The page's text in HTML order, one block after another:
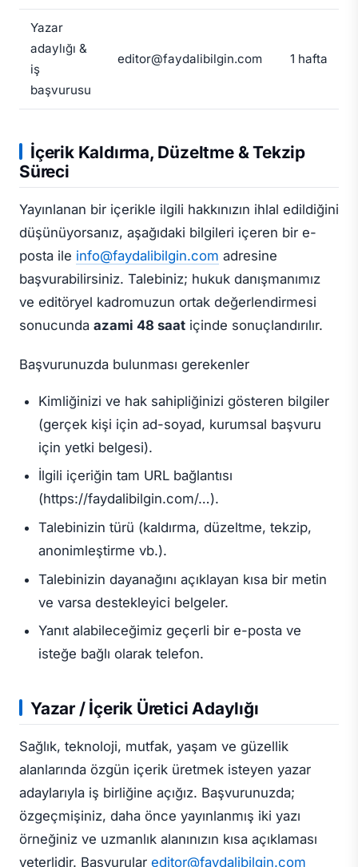
Yazar
adaylığı &
iş
başvurusu
editor@faydalibilgin.com 1 hafta
İçerik Kaldırma, Düzeltme & Tekzip
Süreci
Yayınlanan bir içerikle ilgili hakkınızın ihlal edildiğini
düşünüyorsanız, aşağıdaki bilgileri içeren bir e-
posta ile info@faydalibilgin.com adresine
başvurabilirsiniz. Talebiniz; hukuk danışmanımız
ve editöryel kadromuzun ortak değerlendirmesi
sonucunda azami 48 saat içinde sonuçlandırılır.
Başvurunuzda bulunması gerekenler
Kimliğinizi ve hak sahipliğinizi gösteren bilgiler
(gerçek kişi için ad-soyad, kurumsal başvuru
için yetki belgesi).
İlgili içeriğin tam URL bağlantısı
(https://faydalibilgin.com/…).
Talebinizin türü (kaldırma, düzeltme, tekzip,
anonimleştirme vb.).
Talebinizin dayanağını açıklayan kısa bir metin
ve varsa destekleyici belgeler.
Yanıt alabileceğimiz geçerli bir e-posta ve
isteğe bağlı olarak telefon.
Yazar / İçerik Üretici Adaylığı
Sağlık, teknoloji, mutfak, yaşam ve güzellik
alanlarında özgün içerik üretmek isteyen yazar
adaylarıyla iş birliğine açığız. Başvurunuzda;
özgeçmişiniz, daha önce yayınlanmış iki yazı
örneğiniz ve uzmanlık alanınızın kısa açıklaması
yeterlidir. Başvurular editor@faydalibilgin.com